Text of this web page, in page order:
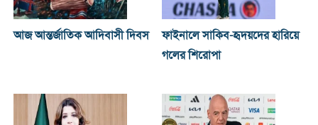
আজ আন্তর্জাতিক আদিবাসী দিবস
ফাইনালে সাকিব-হৃদয়দের হারিয়ে
গলের শিরোপা